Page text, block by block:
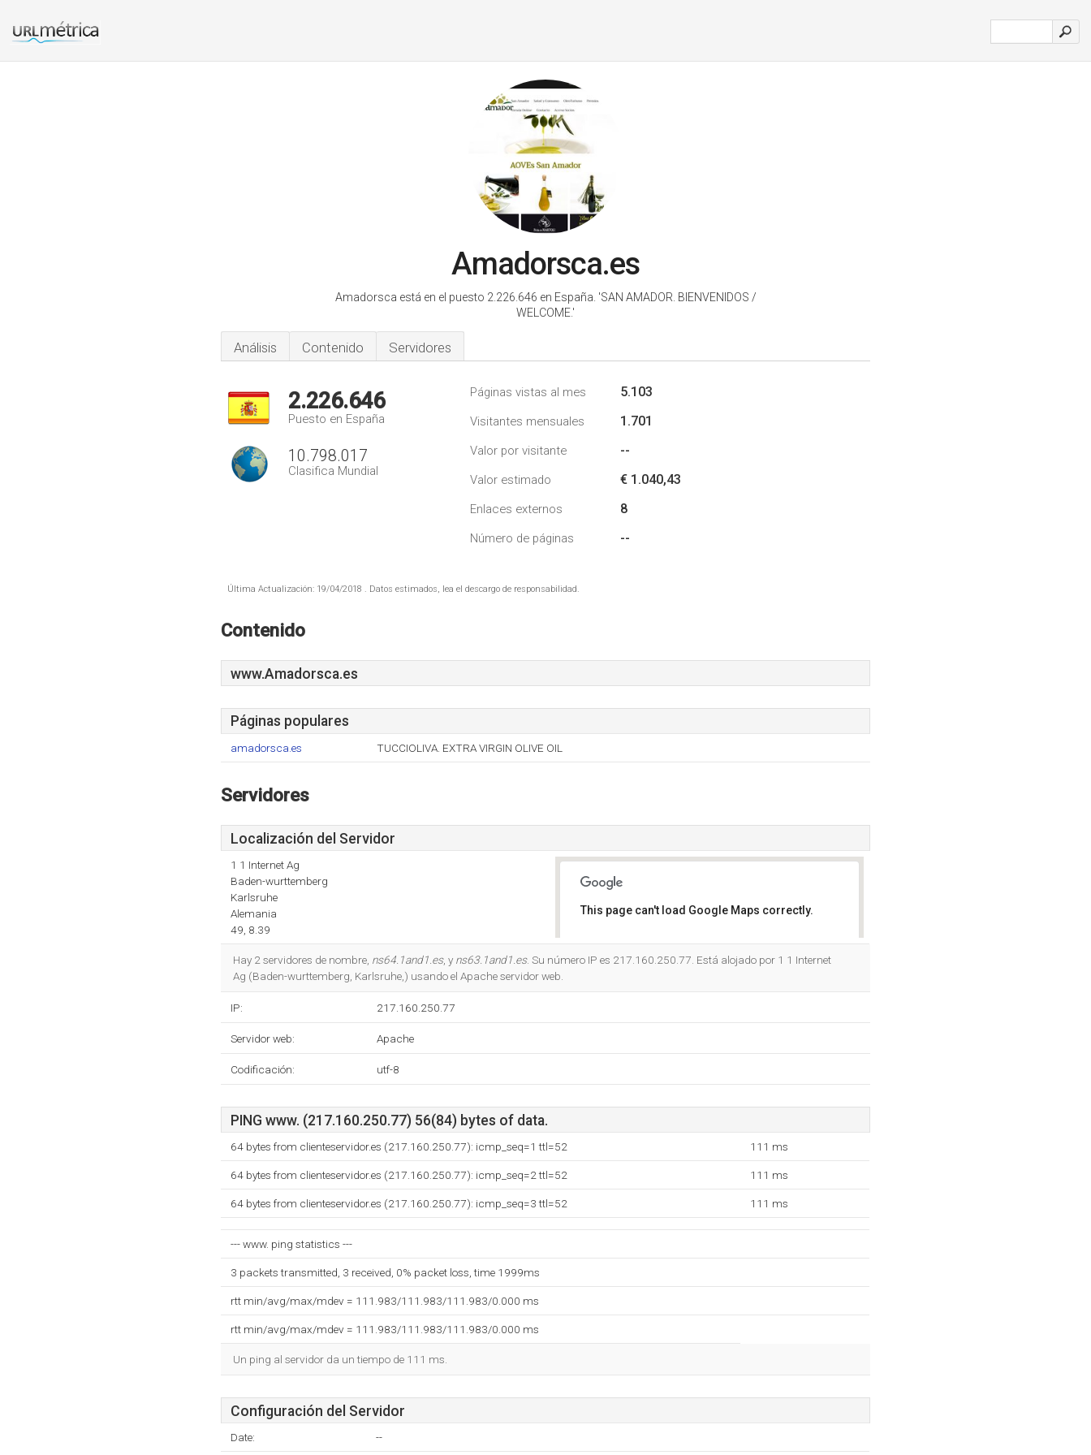
Amadorsca.es
Amadorsca está en el puesto 2.226.646 en España. 'SAN AMADOR. BIENVENIDOS /
WELCOME.'
Análisis Contenido Servidores
2.226.646
Puesto en España
10.798.017
Clasifica Mundial
Páginas vistas al mes 5.103
Visitantes mensuales 1.701
Valor por visitante --
Valor estimado € 1.040,43
Enlaces externos 8
Número de páginas --
Última Actualización: 19/04/2018 . Datos estimados, lea el descargo de responsabilidad.
Contenido
www.Amadorsca.es
Páginas populares
amadorsca.es TUCCIOLIVA. EXTRA VIRGIN OLIVE OIL
Servidores
Localización del Servidor
1 1 Internet Ag
Baden-wurttemberg
Karlsruhe
Alemania
49, 8.39
This page can't load Google Maps correctly.
Hay 2 servidores de nombre, ns64.1and1.es, y ns63.1and1.es. Su número IP es 217.160.250.77. Está alojado por 1 1 Internet
Ag (Baden-wurttemberg, Karlsruhe,) usando el Apache servidor web.
IP: 217.160.250.77
Servidor web: Apache
Codificación: utf-8
PING www. (217.160.250.77) 56(84) bytes of data.
64 bytes from clienteservidor.es (217.160.250.77): icmp_seq=1 ttl=52 111 ms
64 bytes from clienteservidor.es (217.160.250.77): icmp_seq=2 ttl=52 111 ms
64 bytes from clienteservidor.es (217.160.250.77): icmp_seq=3 ttl=52 111 ms
--- www. ping statistics ---
3 packets transmitted, 3 received, 0% packet loss, time 1999ms
rtt min/avg/max/mdev = 111.983/111.983/111.983/0.000 ms
rtt min/avg/max/mdev = 111.983/111.983/111.983/0.000 ms
Un ping al servidor da un tiempo de 111 ms.
Configuración del Servidor
Date: --